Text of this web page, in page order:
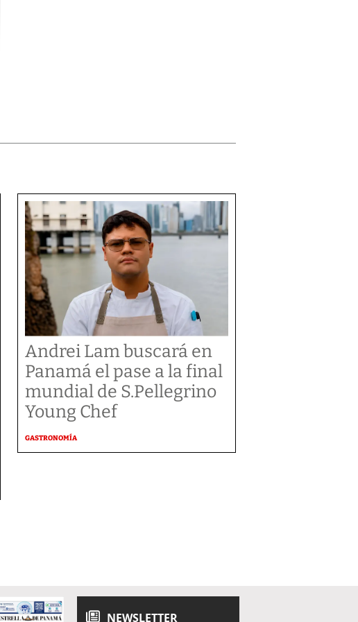
Andrei Lam buscará en
Panamá el pase a la final
mundial de S.Pellegrino
Young Chef
GASTRONOMÍA
NEWSLETTER